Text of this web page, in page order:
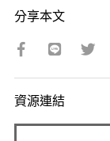
分享本文
資源連結